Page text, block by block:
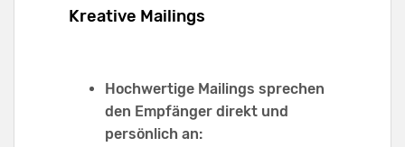
Kreative Mailings
Hochwertige Mailings sprechen
den Empfänger direkt und
persönlich an: